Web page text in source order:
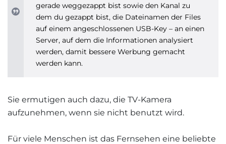
gerade weggezappt bist sowie den Kanal zu
dem du gezappt bist, die Dateinamen der Files
auf einem angeschlossenen USB-Key – an einen
Server, auf dem die Informationen analysiert
werden, damit bessere Werbung gemacht
werden kann.
Sie ermutigen auch dazu, die TV-Kamera
aufzunehmen, wenn sie nicht benutzt wird.
Für viele Menschen ist das Fernsehen eine beliebte